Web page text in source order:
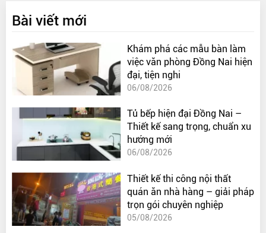
Bài viết mới
Khám phá các mẫu bàn làm
việc văn phòng Đồng Nai hiện
đại, tiện nghi
06/08/2026
Tủ bếp hiện đại Đồng Nai –
Thiết kế sang trọng, chuẩn xu
hướng mới
06/08/2026
Thiết kế thi công nội thất
quán ăn nhà hàng – giải pháp
trọn gói chuyên nghiệp
05/08/2026